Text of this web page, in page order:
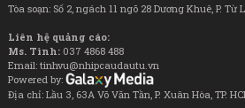
Tòa soạn: Số 2, ngách 11 ngõ 28 Dương Khuê, P. Từ
Liên hệ quảng cáo:
Ms. Tình: 037 4868 488
Email: tinhvu@nhipcaudautu.vn
Powered by:
Địa chỉ: Lầu 3, 63A Võ Văn Tần, P. Xuân Hòa, TP.